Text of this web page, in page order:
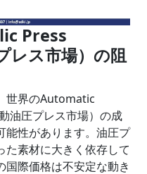
Press
レス市場）の阻
世界のAutomatic
油圧プレス市場）の成
能性があります。油圧プ
た素材に大きく依存して
国際価格は不安定な動き